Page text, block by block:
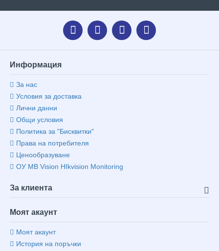
Информация
За нас
Условия за доставка
Лични данни
Общи условия
Политика за "Бисквитки"
Права на потребителя
Ценообразуване
ОУ MB Vision HIkvision Monitoring
За клиента
Моят акаунт
Моят акаунт
История на поръчки